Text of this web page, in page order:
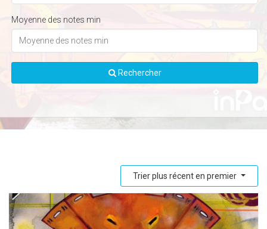
Moyenne des notes min
Rechercher
Trier plus récent en premier